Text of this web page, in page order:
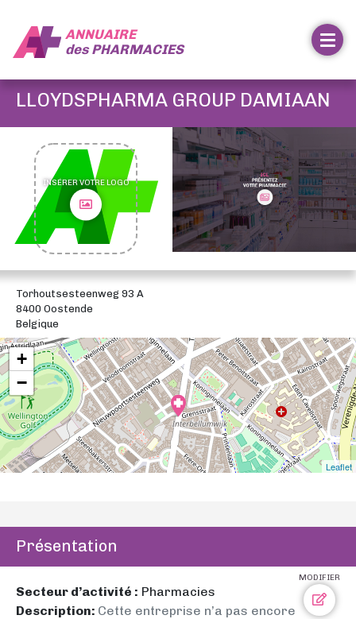
ANNUAIRE
desPHARMACIES
LLOYDSPHARMA GROUP DAMIAAN
INSÉRER VOTRE LOGO
Torhoutsesteenweg 93 A
8400 Oostende
Belgique
+
−
Leaflet
Présentation
MODIFIER
Secteur d’activité : Pharmacies
Description: Cette entreprise n’a pas encore